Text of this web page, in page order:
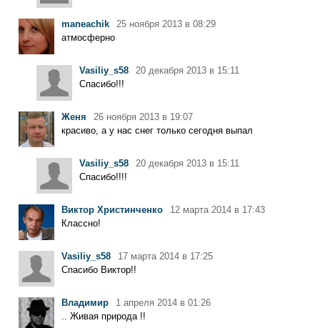
maneachik
25 ноября 2013 в 08:29
атмосферно
Vasiliy_s58
20 декабря 2013 в 15:11
Спасибо!!!
Женя
26 ноября 2013 в 19:07
красиво, а у нас снег только сегодня выпал
Vasiliy_s58
20 декабря 2013 в 15:11
Спасибо!!!!
Виктор Христинченко
12 марта 2014 в 17:43
Классно!
Vasiliy_s58
17 марта 2014 в 17:25
Спасибо Виктор!!
Владимир
1 апреля 2014 в 01:26
.. Живая природа !!